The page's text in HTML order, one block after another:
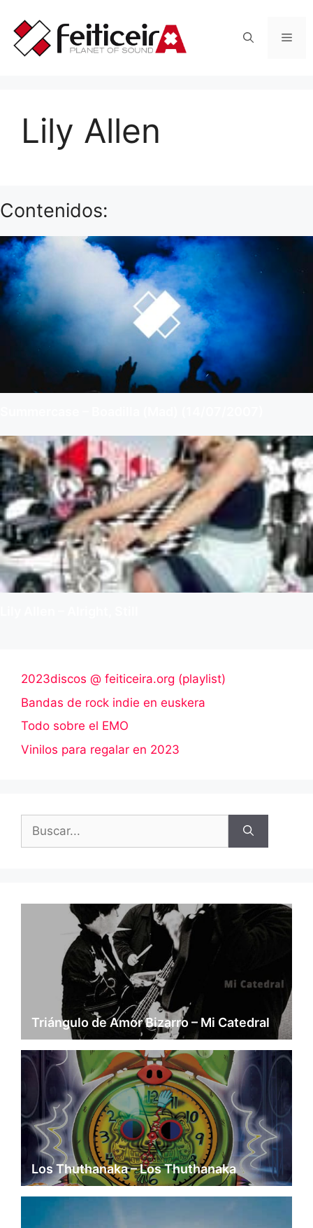
contenido
Lily Allen
Contenidos:
2023discos @ feiticeira.org (playlist)
Bandas de rock indie en euskera
Todo sobre el EMO
Vinilos para regalar en 2023
Triángulo de Amor Bizarro – Mi Catedral
Los Thuthanaka – Los Thuthanaka